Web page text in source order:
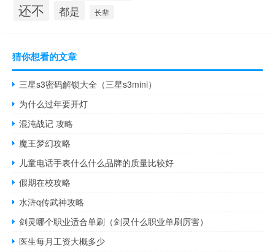
还不 都是 长辈
猜你想看的文章
三星s3密码解锁大全（三星s3mini）
为什么过年要开灯
混沌战记 攻略
魔王梦幻攻略
儿童电话手表什么什么品牌的质量比较好
假期在校攻略
水浒q传武神攻略
剑灵哪个职业适合单刷（剑灵什么职业单刷厉害）
医生每月工资大概多少